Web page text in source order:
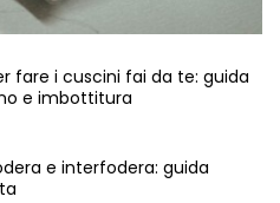
fare i cuscini fai da te: guida
e imbottitura
e interfodera: guida